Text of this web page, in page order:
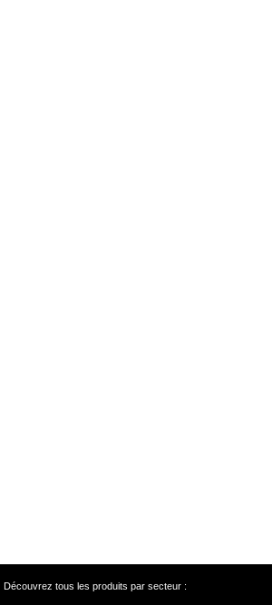
Découvrez tous les produits par secteur :